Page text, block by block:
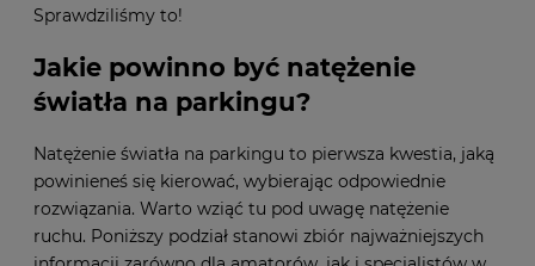
Sprawdziliśmy to!
Jakie powinno być natężenie
światła na parkingu?
Natężenie światła na parkingu to pierwsza kwestia, jaką
powinieneś się kierować, wybierając odpowiednie
rozwiązania. Warto wziąć tu pod uwagę natężenie
ruchu. Poniższy podział stanowi zbiór najważniejszych